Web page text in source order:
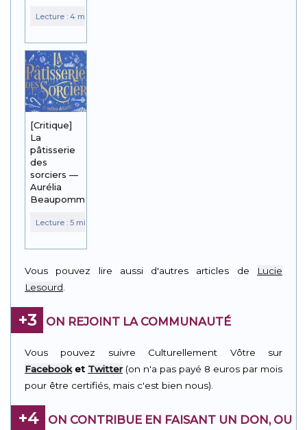
[Critique]
La
pâtisserie
des
sorciers —
Aurélia
Beaupommier
Vous pouvez lire aussi d'autres articles de
Lucie
Lesourd
+3 ON REJOINT LA COMMUNAUTÉ
Vous pouvez suivre Culturellement Vôtre sur
Facebooket Twitter(on n'a pas payé 8 euros par mois
pour être certifiés, mais c'est bien nous).
+4
ON CONTRIBUE EN FAISANT UN DON, OU